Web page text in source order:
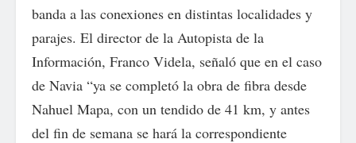
banda a las conexiones en distintas localidades y
parajes. El director de la Autopista de la
Información, Franco Videla, señaló que en el caso
de Navia “ya se completó la obra de fibra desde
Nahuel Mapa, con un tendido de 41 km, y antes
del fin de semana se hará la correspondiente